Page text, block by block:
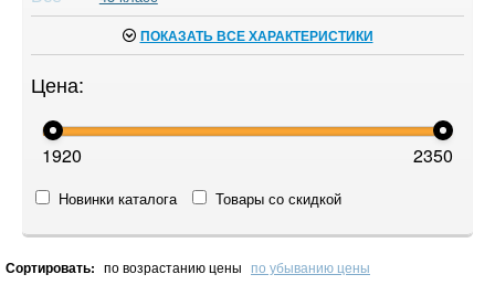
ПОКАЗАТЬ ВСЕ ХАРАКТЕРИСТИКИ
Цена:
1920 2350
Новинки каталога Товары со скидкой
Сортировать: по возрастанию цены по убыванию цены